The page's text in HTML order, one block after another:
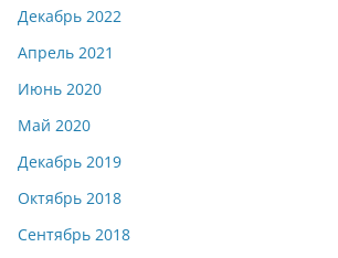
Декабрь 2022
Апрель 2021
Июнь 2020
Май 2020
Декабрь 2019
Октябрь 2018
Сентябрь 2018